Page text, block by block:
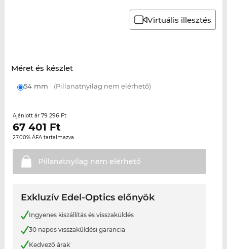
Virtuális illesztés
Méret és készlet
54 mm (Pillanatnyilag nem elérhető)
Ajánlott ár 79 296 Ft
67 401 Ft
27.00% ÁFA tartalmazva
Pillanatnyilag nem elérhető
Exkluzív Edel-Optics előnyök
Ingyenes kiszállítás és visszaküldés
30 napos visszaküldési garancia
Kedvező árak